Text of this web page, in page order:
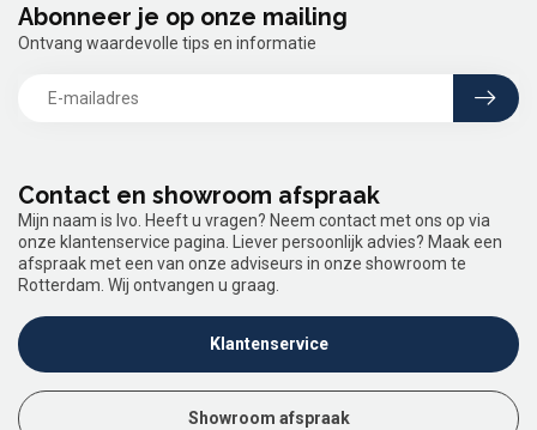
Contact en showroom afspraak
Mijn naam is Ivo. Heeft u vragen? Neem contact met ons op via
onze klantenservice pagina. Liever persoonlijk advies? Maak een
afspraak met een van onze adviseurs in onze showroom te
Rotterdam. Wij ontvangen u graag.
Klantenservice
Showroom afspraak
Abonneer je op onze mailing
Ontvang waardevolle tips en informatie